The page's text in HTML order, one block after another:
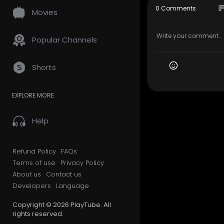
Movies
Popular Channels
Shorts
EXPLORE MORE
Help
Refund Policy FAQs
Terms of use
Privacy Policy
About us
Contact us
Developers
Language
Copyright © 2026 PlayTube. All
rights reserved.
a langkah
mbelian
0 Comments